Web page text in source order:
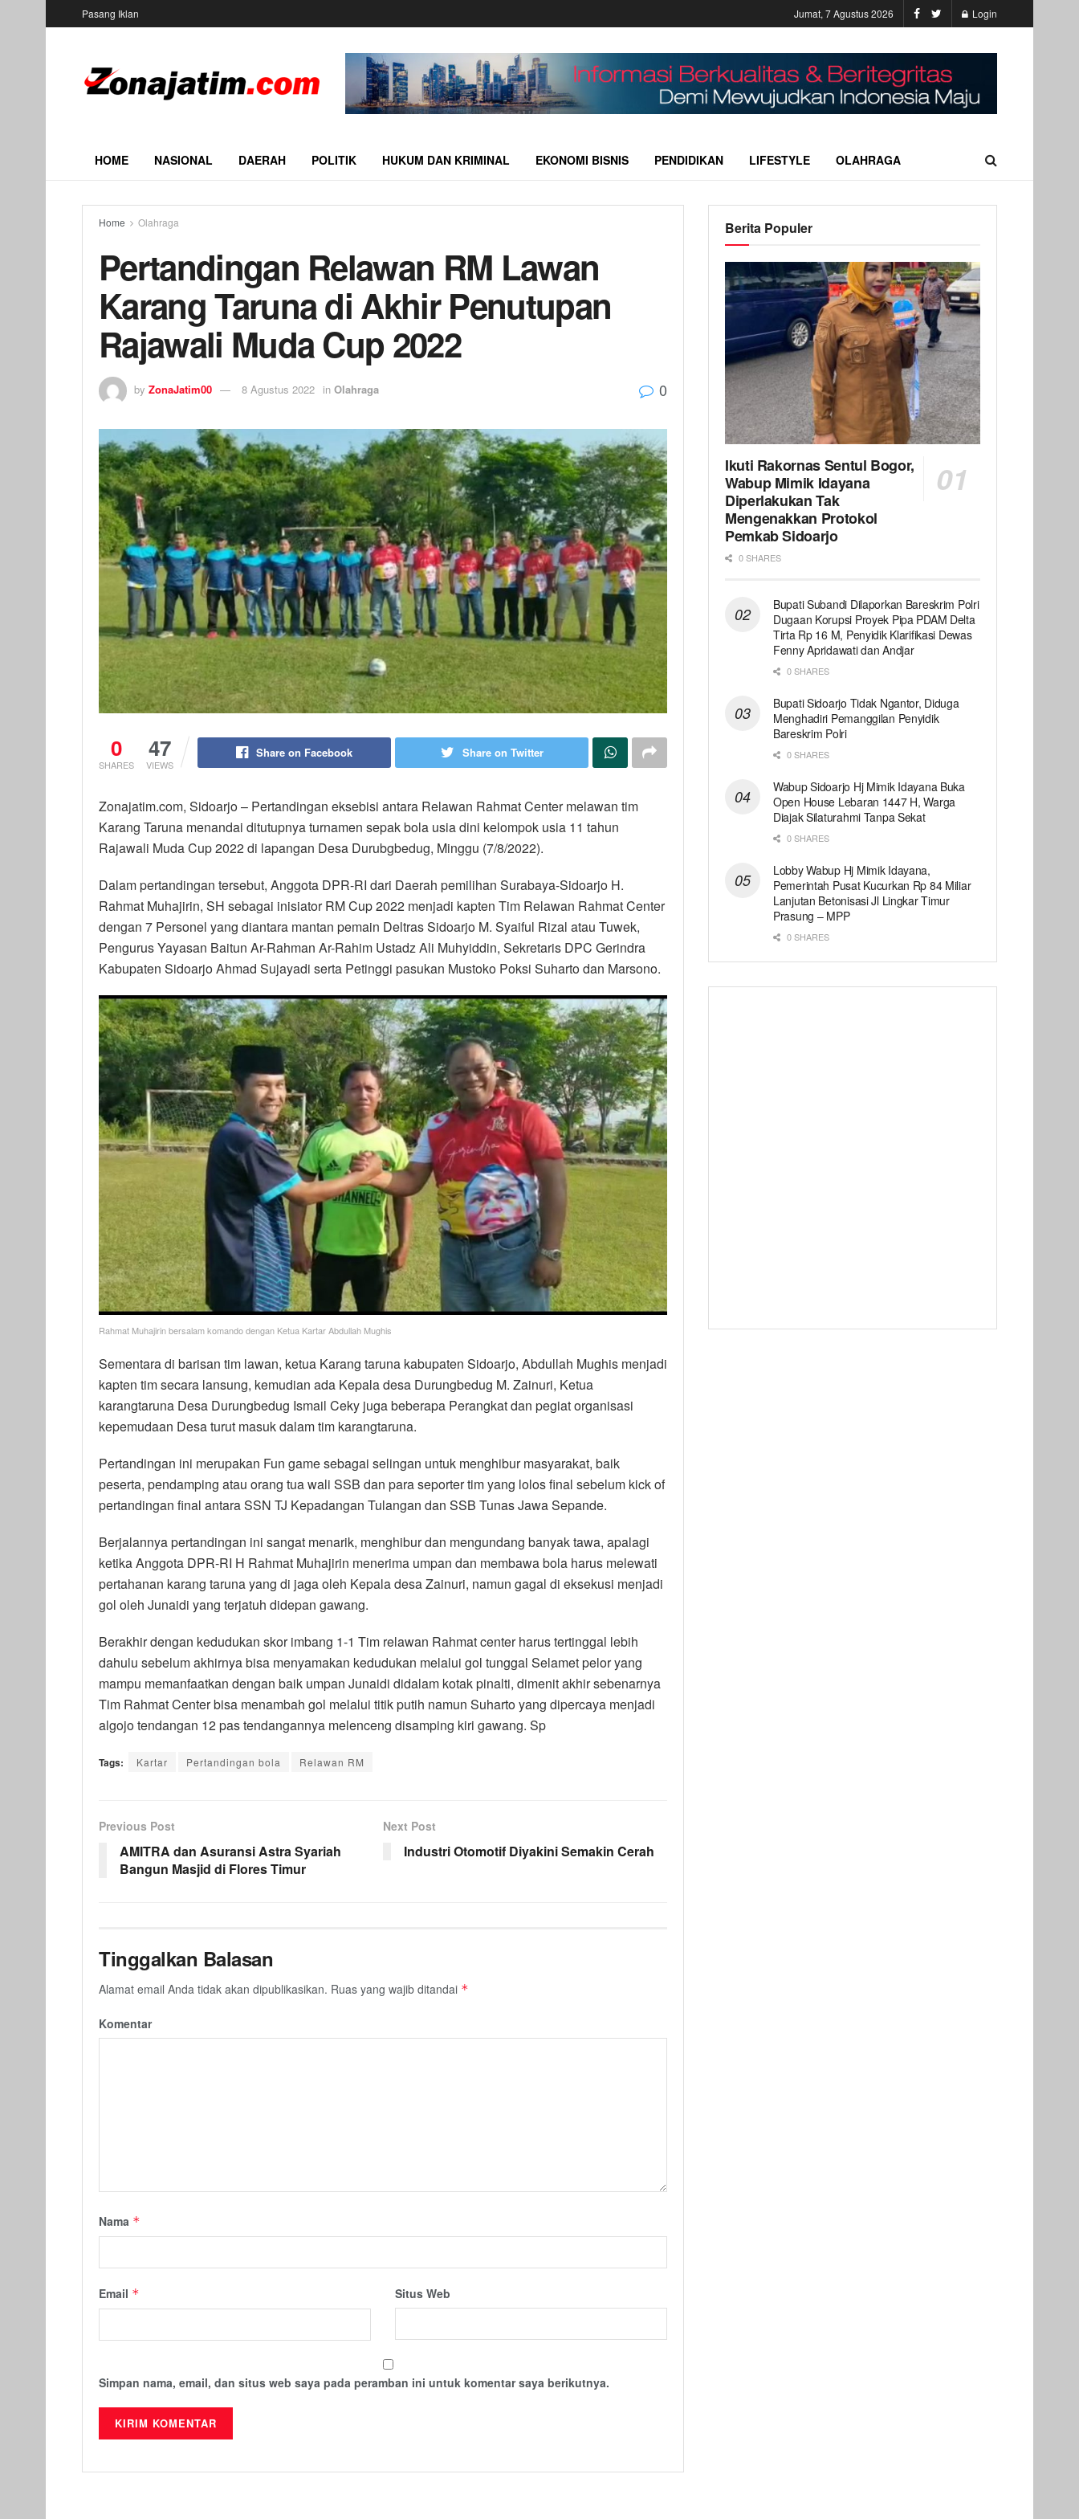
Pasang Iklan Jumat, 7 Agustus 2026 Login
HOME NASIONAL DAERAH POLITIK HUKUM DAN KRIMINAL EKONOMI BISNIS PENDIDIKAN LIFESTYLE OLAHRAGA
Home Olahraga
Pertandingan Relawan RM Lawan
Karang Taruna di Akhir Penutupan
Rajawali Muda Cup 2022
by ZonaJatim00 8 Agustus 2022 in Olahraga 0
0
SHARES
47
VIEWS
Share on Facebook Share on Twitter
Zonajatim.com, Sidoarjo – Pertandingan eksebisi antara Relawan Rahmat Center melawan tim
Karang Taruna menandai ditutupnya turnamen sepak bola usia dini kelompok usia 11 tahun
Rajawali Muda Cup 2022 di lapangan Desa Durubgbedug, Minggu (7/8/2022).
Dalam pertandingan tersebut, Anggota DPR-RI dari Daerah pemilihan Surabaya-Sidoarjo H.
Rahmat Muhajirin, SH sebagai inisiator RM Cup 2022 menjadi kapten Tim Relawan Rahmat Center
dengan 7 Personel yang diantara mantan pemain Deltras Sidoarjo M. Syaiful Rizal atau Tuwek,
Pengurus Yayasan Baitun Ar-Rahman Ar-Rahim Ustadz Ali Muhyiddin, Sekretaris DPC Gerindra
Kabupaten Sidoarjo Ahmad Sujayadi serta Petinggi pasukan Mustoko Poksi Suharto dan Marsono.
Rahmat Muhajirin bersalam komando dengan Ketua Kartar Abdullah Mughis
Sementara di barisan tim lawan, ketua Karang taruna kabupaten Sidoarjo, Abdullah Mughis menjadi
kapten tim secara lansung, kemudian ada Kepala desa Durungbedug M. Zainuri, Ketua
karangtaruna Desa Durungbedug Ismail Ceky juga beberapa Perangkat dan pegiat organisasi
kepemudaan Desa turut masuk dalam tim karangtaruna.
Pertandingan ini merupakan Fun game sebagai selingan untuk menghibur masyarakat, baik
peserta, pendamping atau orang tua wali SSB dan para seporter tim yang lolos final sebelum kick of
pertandingan final antara SSN TJ Kepadangan Tulangan dan SSB Tunas Jawa Sepande.
Berjalannya pertandingan ini sangat menarik, menghibur dan mengundang banyak tawa, apalagi
ketika Anggota DPR-RI H Rahmat Muhajirin menerima umpan dan membawa bola harus melewati
pertahanan karang taruna yang di jaga oleh Kepala desa Zainuri, namun gagal di eksekusi menjadi
gol oleh Junaidi yang terjatuh didepan gawang.
Berakhir dengan kedudukan skor imbang 1-1 Tim relawan Rahmat center harus tertinggal lebih
dahulu sebelum akhirnya bisa menyamakan kedudukan melalui gol tunggal Selamet pelor yang
mampu memanfaatkan dengan baik umpan Junaidi didalam kotak pinalti, dimenit akhir sebenarnya
Tim Rahmat Center bisa menambah gol melalui titik putih namun Suharto yang dipercaya menjadi
algojo tendangan 12 pas tendangannya melenceng disamping kiri gawang. Sp
Tags: Kartar Pertandingan bola Relawan RM
Previous Post
AMITRA dan Asuransi Astra Syariah
Bangun Masjid di Flores Timur
Next Post
Industri Otomotif Diyakini Semakin Cerah
Tinggalkan Balasan
Alamat email Anda tidak akan dipublikasikan. Ruas yang wajib ditandai *
Komentar
Nama *
Email * Situs Web
Simpan nama, email, dan situs web saya pada peramban ini untuk komentar saya berikutnya.
Berita Populer
Ikuti Rakornas Sentul Bogor,
Wabup Mimik Idayana
Diperlakukan Tak
Mengenakkan Protokol
Pemkab Sidoarjo
0 SHARES
Bupati Subandi Dilaporkan Bareskrim Polri
Dugaan Korupsi Proyek Pipa PDAM Delta
Tirta Rp 16 M, Penyidik Klarifikasi Dewas
Fenny Apridawati dan Andjar
0 SHARES
Bupati Sidoarjo Tidak Ngantor, Diduga
Menghadiri Pemanggilan Penyidik
Bareskrim Polri
0 SHARES
Wabup Sidoarjo Hj Mimik Idayana Buka
Open House Lebaran 1447 H, Warga
Diajak Silaturahmi Tanpa Sekat
0 SHARES
Lobby Wabup Hj Mimik Idayana,
Pemerintah Pusat Kucurkan Rp 84 Miliar
Lanjutan Betonisasi Jl Lingkar Timur
Prasung – MPP
0 SHARES